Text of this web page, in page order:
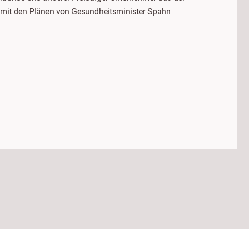
den Plänen von Gesundheitsminister Spahn